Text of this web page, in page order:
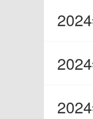
摩
于
2024